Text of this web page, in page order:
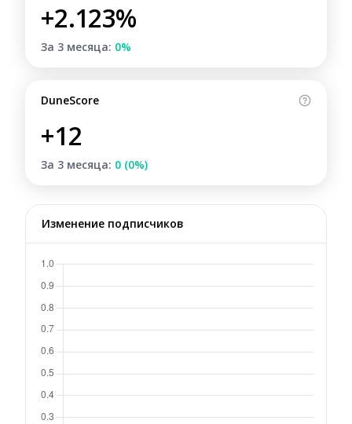
+2.123%
За 3 месяца: 0%
DuneScore
+12
За 3 месяца: 0 (0%)
Изменение подписчиков